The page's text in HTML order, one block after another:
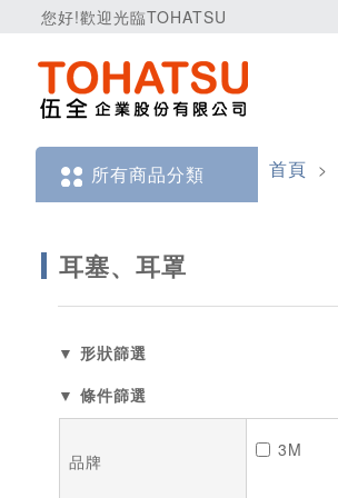
您好!歡迎光臨TOHATSU
所有商品分類 首頁 >
耳塞、耳罩
▼ 形狀篩選
▼ 條件篩選
品牌
3M